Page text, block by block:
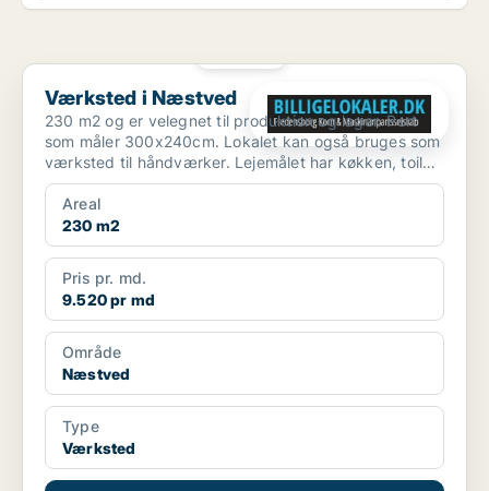
Værksted i Næstved
Værksted i Næstved
230 m2 og er velegnet til produktion og lager. Port
som måler 300x240cm. Lokalet kan også bruges som
værksted til håndværker. Lejemålet har køkken, toilet
og...
Areal
230 m2
Pris pr. md.
9.520 pr md
Område
Næstved
Type
Værksted